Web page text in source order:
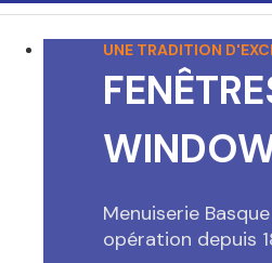
UNE TRADITION
Menuiserie
opération depuis